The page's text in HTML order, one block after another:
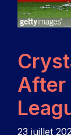
After
23 juillet